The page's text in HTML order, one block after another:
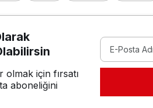
için fırsatı
aboneliğini